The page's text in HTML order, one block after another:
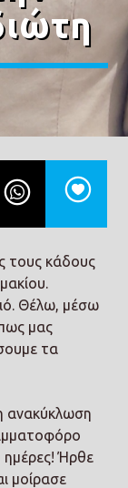
τους κάδους
Θέλω, μέσω
μας
τα
ανακύκλωση
ημέρες! Ήρθε
μοίρασε